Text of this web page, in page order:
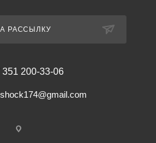
РАССЫЛКУ
351 200-33-06